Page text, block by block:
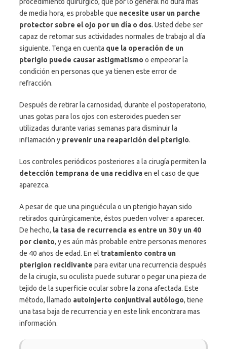
de media hora, es probable que necesite usar un parche
protector sobre el ojo por un día o dos. Usted debe ser
capaz de retomar sus actividades normales de trabajo al día
siguiente. Tenga en cuenta que la operación de un
pterigio puede causar astigmatismo o empeorar la
condición en personas que ya tienen este error de
refracción.
Después de retirar la carnosidad, durante el postoperatorio,
unas gotas para los ojos con esteroides pueden ser
utilizadas durante varias semanas para disminuir la
inflamación y prevenir una reaparición del pterigio.
Los controles periódicos posteriores a la cirugía permiten la
detección temprana de una recidivaen el caso de que
aparezca.
A pesar de que una pinguécula o un pterigio hayan sido
retirados quirúrgicamente, éstos pueden volver a aparecer.
De hecho, la tasa de recurrencia es entre un 30 y un 40
por ciento, y es aún más probable entre personas menores
de 40 años de edad. En el tratamiento contra un
pterigion recidivante para evitar una recurrencia después
de la cirugía, su oculista puede suturar o pegar una pieza de
tejido de la superficie ocular sobre la zona afectada. Este
método, llamado autoinjerto conjuntival autólogo, tiene
una tasa baja de recurrencia y en este link encontrara mas
información.